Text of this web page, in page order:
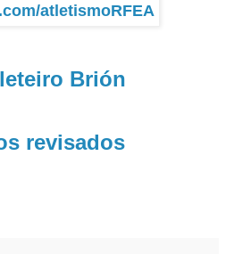
atletismoRFEA
Brión
revisados